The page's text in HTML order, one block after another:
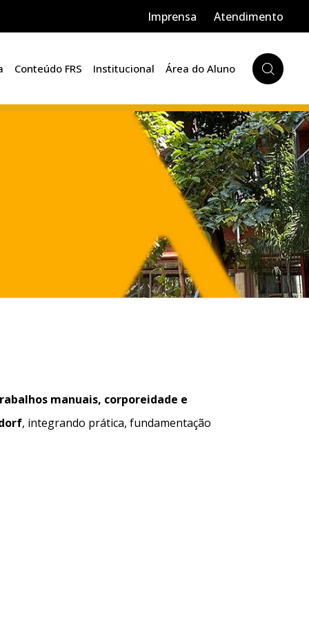
Imprensa Atendimento
Conteúdo FRS Institucional Área do Aluno
manuais, corporeidade e
, integrando prática, fundamentação